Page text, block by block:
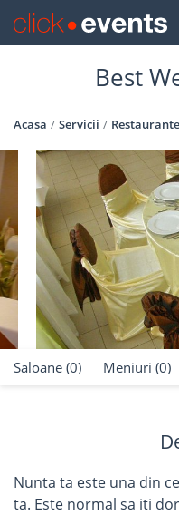
Best
Acasa Servicii Restaurante
Saloane (0) Meniuri (0)
Nunta ta este una din
ta. Este normal sa iti